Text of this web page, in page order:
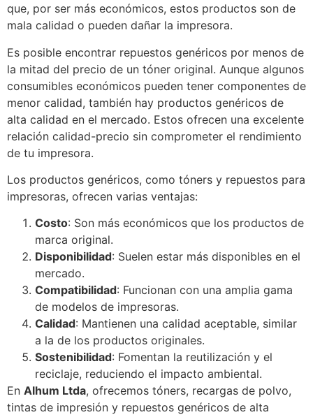
que, por ser más económicos, estos productos son de
mala calidad o pueden dañar la impresora.
Es posible encontrar repuestos genéricos por menos de
la mitad del precio de un tóner original. Aunque algunos
consumibles económicos pueden tener componentes de
menor calidad, también hay productos genéricos de
alta calidad en el mercado. Estos ofrecen una excelente
relación calidad-precio sin comprometer el rendimiento
de tu impresora.
Los productos genéricos, como tóners y repuestos para
impresoras, ofrecen varias ventajas:
Costo: Son más económicos que los productos de
marca original.
Disponibilidad: Suelen estar más disponibles en el
mercado.
Compatibilidad: Funcionan con una amplia gama
de modelos de impresoras.
Calidad: Mantienen una calidad aceptable, similar
a la de los productos originales.
Sostenibilidad: Fomentan la reutilización y el
reciclaje, reduciendo el impacto ambiental.
En Alhum Ltda, ofrecemos tóners, recargas de polvo,
tintas de impresión y repuestos genéricos de alta